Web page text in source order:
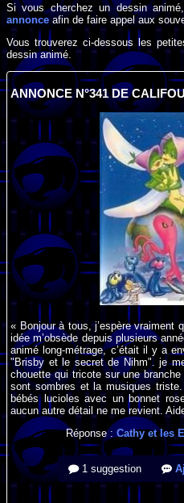
Si vous cherchez un dessin
annonceafin de faire appel aux
Vous trouverez ci-dessous les
dessin animé.
ANNONCE N°341 DE
« Bonjour à tous, j’espère vraiment
idée m’obsède depuis plusieurs
animé long-métrage, c’était il y a
"Brisby et le secret de Nihm". je
chouette qui tricote sur une
sont sombres et la musiques
bébés lucioles avec un bonnet
aucun autre détail ne me revient.
Réponse : Cathy et les
1 suggestion